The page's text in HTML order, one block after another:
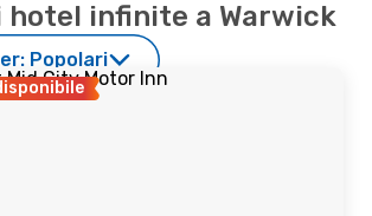
hotel infinite a Warwick
Popolari